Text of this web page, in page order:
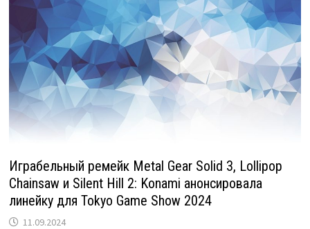
Играбельный ремейк Metal Gear Solid 3, Lollipop
Chainsaw и Silent Hill 2: Konami анонсировала
линейку для Tokyo Game Show 2024
11.09.2024